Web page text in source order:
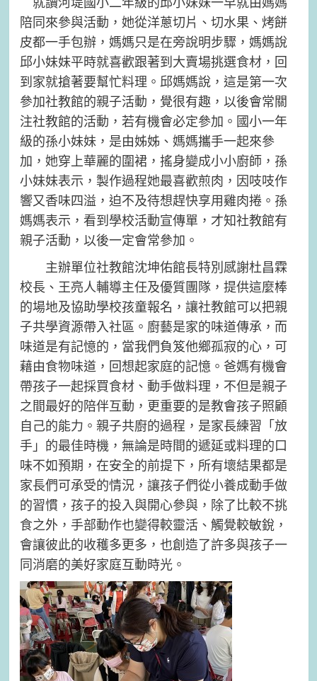
陪同來參與活動，她從洋蔥切片、切水果、烤餅
皮都一手包辦，媽媽只是在旁說明步驟，媽媽說
邱小妹妹平時就喜歡跟著到大賣場挑選食材，回
到家就搶著要幫忙料理。邱媽媽說，這是第一次
參加社教館的親子活動，覺很有趣，以後會常關
注社教館的活動，若有機會必定參加。國小一年
級的孫小妹妹，是由姊姊、媽媽攜手一起來參
加，她穿上華麗的圍裙，搖身變成小小廚師，孫
小妹妹表示，製作過程她最喜歡煎肉，因吱吱作
響又香味四溢，迫不及待想趕快享用雞肉捲。孫
媽媽表示，看到學校活動宣傳單，才知社教館有
親子活動，以後一定會常參加。
主辦單位社教館沈坤佑館長特別感謝杜昌霖
校長、王亮人輔導主任及優質團隊，提供這麼棒
的場地及協助學校孩童報名，讓社教館可以把親
子共學資源帶入社區。廚藝是家的味道傳承，而
味道是有記憶的，當我們負笈他鄉孤寂的心，可
藉由食物味道，回想起家庭的記憶。爸媽有機會
帶孩子一起採買食材、動手做料理，不但是親子
之間最好的陪伴互動，更重要的是教會孩子照顧
自己的能力。親子共廚的過程，是家長練習「放
手」的最佳時機，無論是時間的遞延或料理的口
味不如預期，在安全的前提下，所有壞結果都是
家長們可承受的情況，讓孩子們從小養成動手做
的習慣，孩子的投入與開心參與，除了比較不挑
食之外，手部動作也變得較靈活、觸覺較敏銳，
會讓彼此的收穫多更多，也創造了許多與孩子一
同消磨的美好家庭互動時光。